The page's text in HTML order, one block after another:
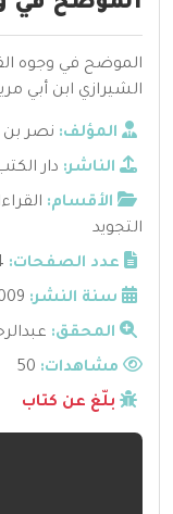
الموضح في وجوه
الشيرازي ابن أبي
المؤلف: نصر بن
الناشر: دار
الأقسام:
التجويد
عدد الصفحات:
سنة النشر:
المحقق:
مشاهدات:
بلّغ عن كتاب